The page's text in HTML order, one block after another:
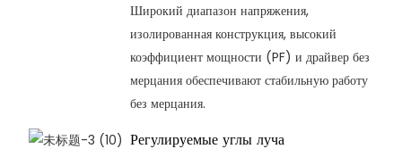
Широкий диапазон напряжения,
изолированная конструкция, высокий
коэффициент мощности (PF) и драйвер без
мерцания обеспечивают стабильную работу
без мерцания.
Регулируемые углы луча